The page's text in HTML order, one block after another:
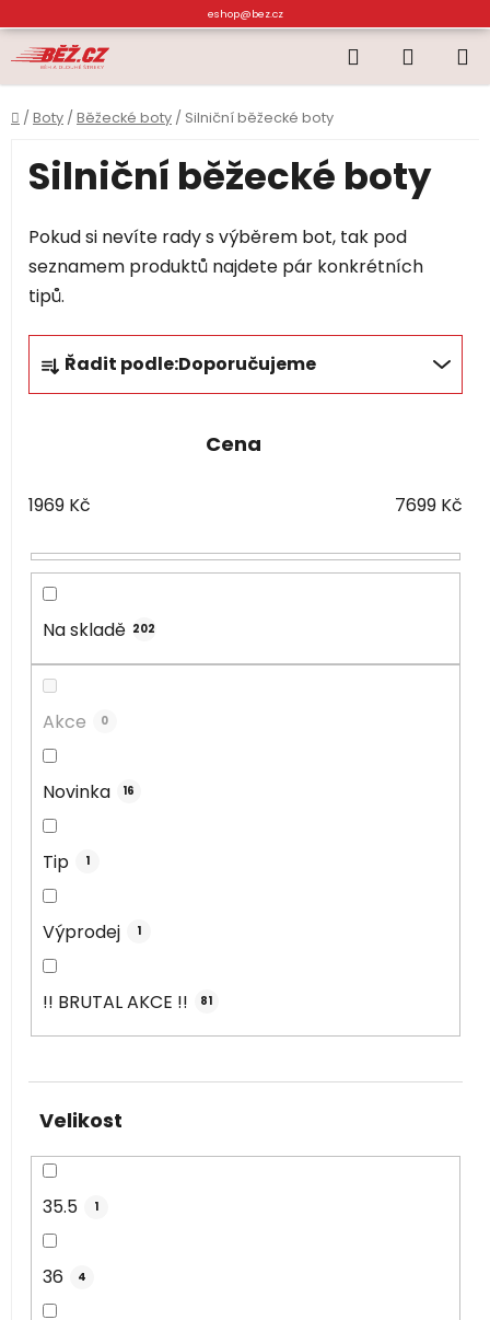
na
obsah
eshop@bez.cz
Hledat
KOŠÍK
Domů
/ Boty / Běžecké boty / Silniční běžecké boty
Silniční běžecké boty
Pokud si nevíte rady s výběrem bot, tak pod
seznamem produktů najdete pár konkrétních
tipů.
Ř
a
z
í
p
r
o
d
u
k
ů
Řadit podle:Doporučujeme
Cena
1969 Kč 7699 Kč
Na skladě 202
Akce 0
Novinka 16
Tip 1
Výprodej 1
!! BRUTAL AKCE !! 81
Velikost
35.5 1
36 4